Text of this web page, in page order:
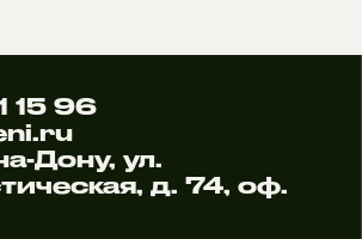
15 96
Дону, ул.
д. 74, оф.